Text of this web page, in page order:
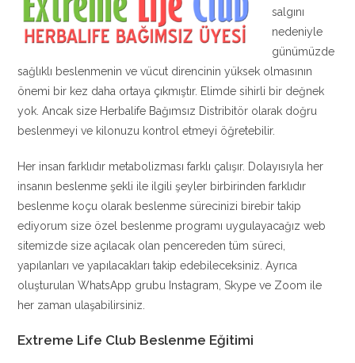
salgını
nedeniyle
günümüzde
sağlıklı beslenmenin ve vücut direncinin yüksek olmasının
önemi bir kez daha ortaya çıkmıştır. Elimde sihirli bir değnek
yok. Ancak size Herbalife Bağımsız Distribitör olarak doğru
beslenmeyi ve kilonuzu kontrol etmeyi öğretebilir.
Her insan farklıdır metabolizması farklı çalışır. Dolayısıyla her
insanın beslenme şekli ile ilgili şeyler birbirinden farklıdır
beslenme koçu olarak beslenme sürecinizi birebir takip
ediyorum size özel beslenme programı uygulayacağız web
sitemizde size açılacak olan pencereden tüm süreci,
yapılanları ve yapılacakları takip edebileceksiniz. Ayrıca
oluşturulan WhatsApp grubu Instagram, Skype ve Zoom ile
her zaman ulaşabilirsiniz.
Extreme Life Club Beslenme Eğitimi